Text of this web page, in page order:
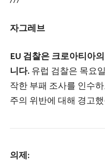
자그레브
EU 검찰은 크로아티아
니다.유럽 ​​검찰은 목요
작한 부패 조사를 인수
주의 위반에 대해 경고
의제: